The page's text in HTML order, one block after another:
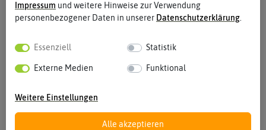
Impressum und weitere Hinweise zur Verwendung
personenbezogener Daten in unserer Daten­schutz­erklärung.
Essenziell Statistik
Externe Medien Funktional
Weitere Einstellungen
Alle akzeptieren